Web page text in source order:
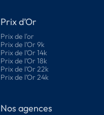
Prix d’Or
Prix de l'or
Prix de l’Or 9k
Prix de l’Or 14k
Prix de l’Or 18k
Prix de l’Or 22k
Prix de l’Or 24k
Nos agences